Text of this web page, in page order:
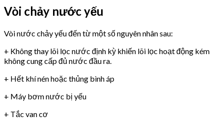
Vòi chảy nước yếu
Vòi nước chảy yếu đến từ một số nguyên nhân sau:
+ Không thay lõi lọc nước định kỳ khiến lõi lọc hoạt động kém
không cung cấp đủ nước đầu ra.
+ Hết khí nén hoặc thủng bình áp
+ Máy bơm nước bị yếu
+ Tắc van cơ